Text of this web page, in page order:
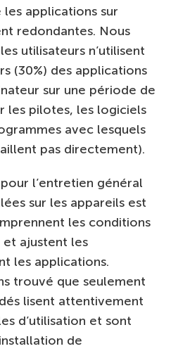
applications sur
redondantes. Nous
utilisateurs n’utilisent
(30%) des applications
sur une période de
les pilotes, les logiciels
avec lesquels
pas directement).
l’entretien général
sur les appareils est
les conditions
et ajustent les
les applications.
trouvé que seulement
lisent attentivement
d’utilisation et sont
de